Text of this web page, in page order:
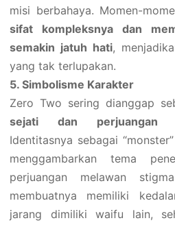
misi berbahaya. Momen-
sifat kompleksnya dan
semakin jatuh hati,
yang tak terlupakan.
5. Simbolisme Karakter
Zero Two sering dianggap
sejati dan perjuangan
Identitasnya sebagai
menggambarkan tema
perjuangan melawan
membuatnya memiliki
jarang dimiliki waifu lain,